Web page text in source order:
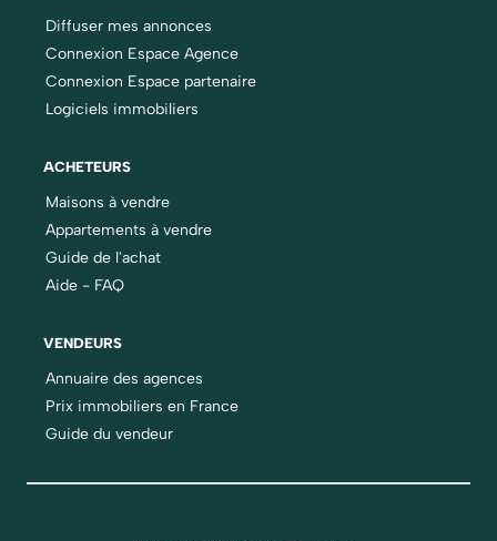
Diffuser mes annonces
Connexion Espace Agence
Connexion Espace partenaire
Logiciels immobiliers
ACHETEURS
Maisons à vendre
Appartements à vendre
Guide de l'achat
Aide - FAQ
VENDEURS
Annuaire des agences
Prix immobiliers en France
Guide du vendeur